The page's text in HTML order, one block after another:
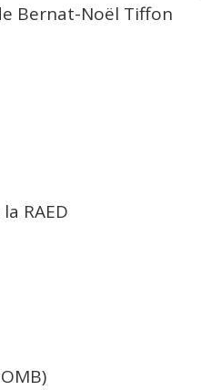
Bernat-Noël Tiffon
RAED